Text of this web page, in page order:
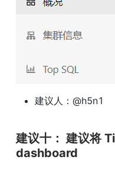
建议人：@h5n1
建议十： 建议将
dashboard